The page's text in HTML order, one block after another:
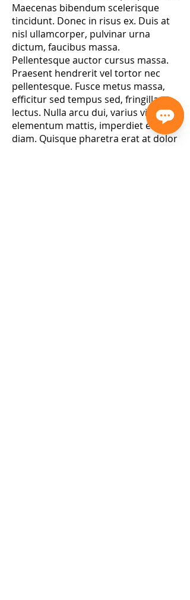
Maecenas bibendum scelerisque
tincidunt. Donec in risus ex. Duis at
nisl ullamcorper, pulvinar urna
dictum, faucibus massa.
Pellentesque auctor cursus massa.
Praesent hendrerit vel tortor nec
pellentesque. Fusce metus massa,
efficitur sed tempus sed, fringilla et
lectus. Nulla arcu dui, varius vitae
elementum mattis, imperdiet eu
diam. Quisque pharetra erat at dolor